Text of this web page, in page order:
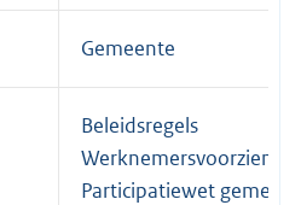
Gemeente
Beleidsregels
Participatiewet